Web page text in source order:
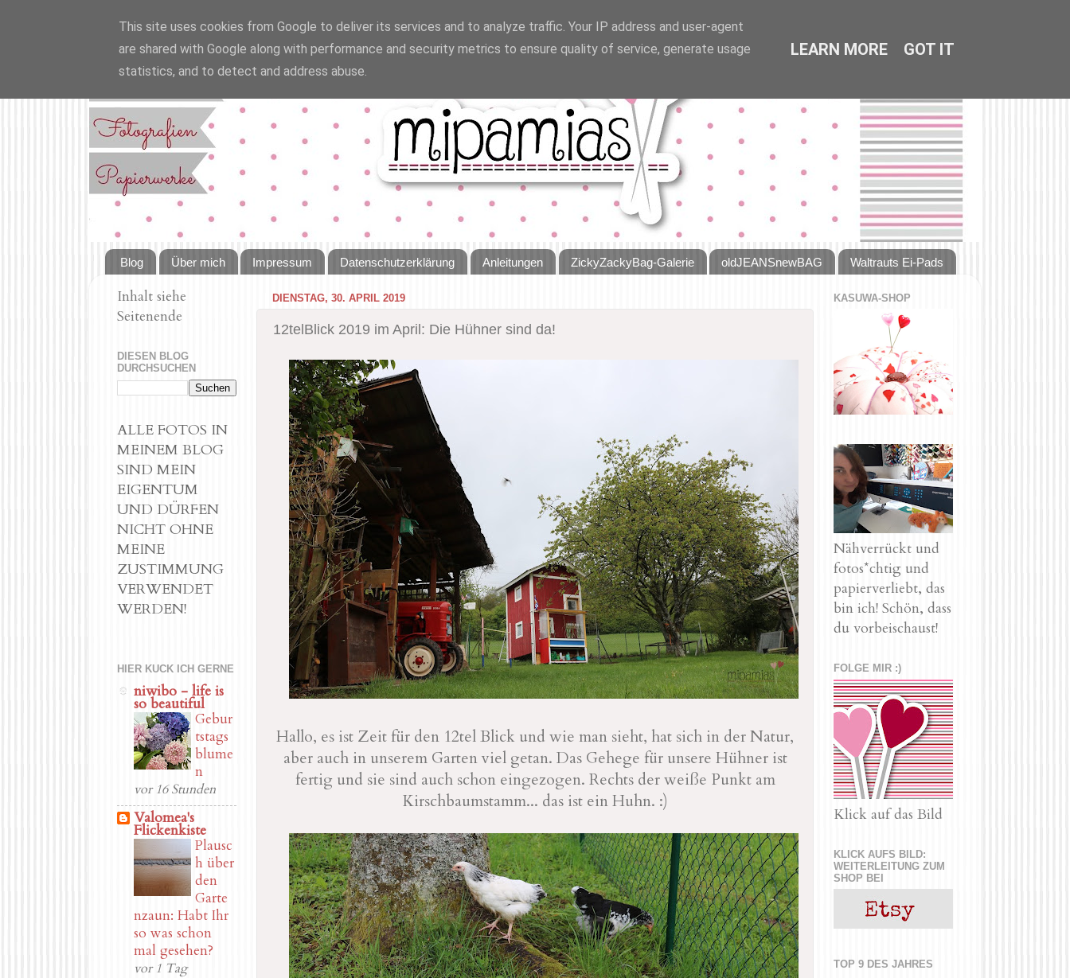
Blog Über mich Impressum Datenschutzerklärung Anleitungen ZickyZackyBag-Galerie oldJEANSnewBAG Waltrauts Ei-Pads
DIENSTAG, 30. APRIL 2019
12telBlick 2019 im April: Die Hühner sind da!
Hallo, es ist Zeit für den 12tel Blick und wie man sieht, hat sich in der Natur,
aber auch in unserem Garten viel getan. Das Gehege für unsere Hühner ist
fertig und sie sind auch schon eingezogen. Rechts der weiße Punkt am
Kirschbaumstamm... das ist ein Huhn. :)
Inhalt siehe
Seitenende
DIESEN BLOG
DURCHSUCHEN
ALLE FOTOS IN
MEINEM BLOG
SIND MEIN
EIGENTUM
UND DÜRFEN
NICHT OHNE
MEINE
ZUSTIMMUNG
VERWENDET
WERDEN!
HIER KUCK ICH GERNE
niwibo - life is
so beautiful
Gebur
tstags
blume
n
vor 16 Stunden
Valomea's
Flickenkiste
Plausc
h über
den
Garte
nzaun: Habt Ihr
so was schon
mal gesehen?
vor 1 Tag
KASUWA-SHOP
Nähverrückt und
fotos*chtig und
papierverliebt, das
bin ich! Schön, dass
du vorbeischaust!
FOLGE MIR :)
Klick auf das Bild
KLICK AUFS BILD:
WEITERLEITUNG ZUM
SHOP BEI
TOP 9 DES JAHRES
This site uses cookies from Google to deliver its services and to analyze traffic. Your IP address and user-agent
are shared with Google along with performance and security metrics to ensure quality of service, generate usage
statistics, and to detect and address abuse.
LEARN MORE GOT IT